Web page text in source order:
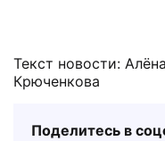
Текст новости: Алёна
Крюченкова
Поделитесь в